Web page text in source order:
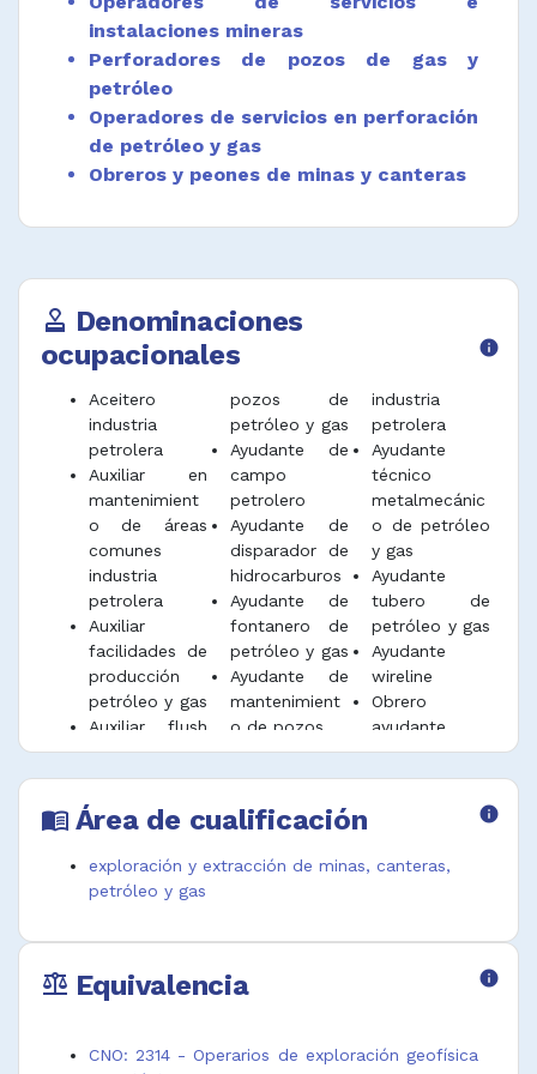
Ayudar en la demolición de edificaciones
usando barras, palancas y otras herramientas
y clasificar, limpiar y apilar los materiales
reutilizables.
Desempeñar funciones afines.
instalaciones mineras
Perforadores de pozos de gas y
petróleo
Operadores de servicios en perforación
de petróleo y gas
Obreros y peones de minas y canteras
approval Denominaciones
ocupacionales
info
Aceitero
industria
petrolera
Auxiliar en
mantenimient
o de áreas
comunes
industria
petrolera
Auxiliar
facilidades de
producción
petróleo y gas
Auxiliar flush
by (field
services)
industria
petrolera
de equipos
industria
técnico coiled
tubing,
estimulación
pozos de
petróleo y gas
Ayudante de
campo
petrolero
Ayudante de
disparador de
hidrocarburos
Ayudante de
fontanero de
petróleo y gas
Ayudante de
mantenimient
o de pozos
Ayudante de
producción de
petróleo y gas
tratamiento
mantenimient
Ayudante
industria
petrolera
Ayudante
técnico
metalmecánic
o de petróleo
y gas
Ayudante
tubero de
petróleo y gas
Ayudante
wireline
Obrero
ayudante
producción en
pozos de
petróleo y gas
Obrero de
petrolero
petróleo y gas
petrolera
menu_book Área de cualificación info
exploración y extracción de minas, canteras,
petróleo y gas
balance Equivalencia info
CNO: 2314 - Operarios de exploración geofísica